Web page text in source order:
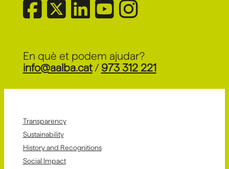
En què et podem ajudar?
info@aalba.cat/ 973 312 221
Transparency
Sustainability
History and Recognitions
Social Impact